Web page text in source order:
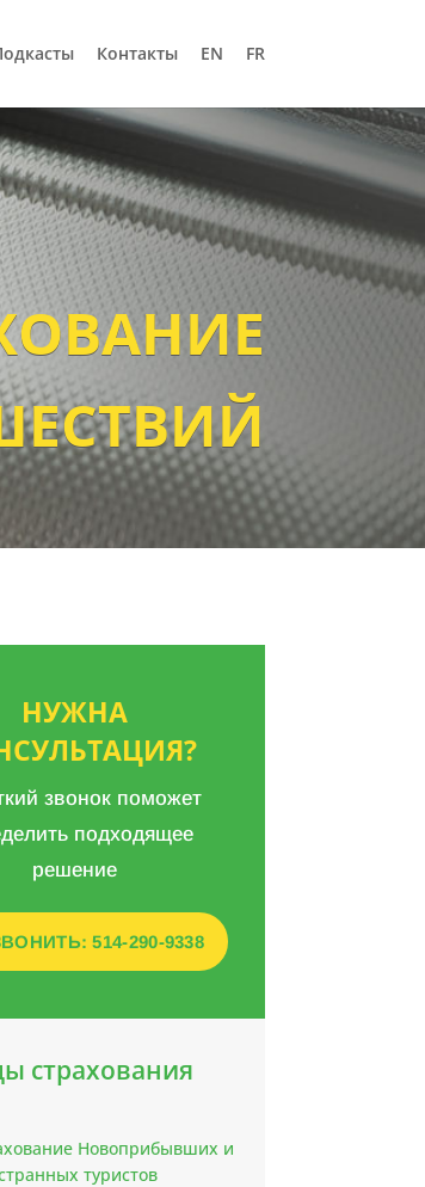
Контакты EN FR
НУЖНА
звонок поможет
подходящее
решение
514-290-9338
страхования
Новоприбывших и
туристов